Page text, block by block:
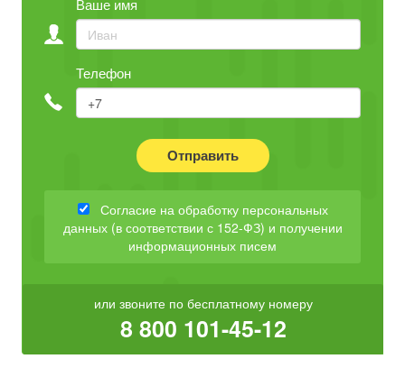
Ваше имя
Телефон
Отправить
Согласие на обработку персональных
данных (в соответствии с 152-ФЗ) и получении
информационных писем
или звоните по бесплатному номеру
8 800 101-45-12